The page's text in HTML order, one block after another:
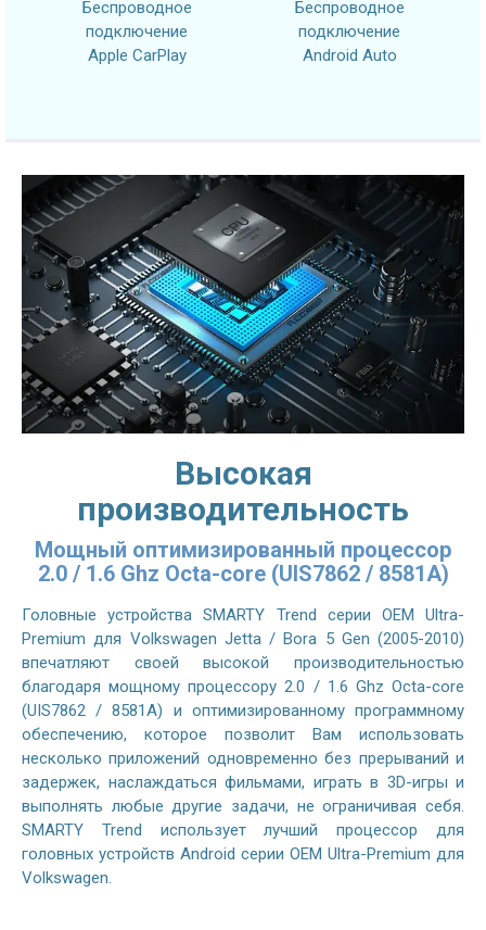
Беспроводное
подключение
Apple CarPlay
Беспроводное
подключение
Android Auto
Высокая
производительность
Мощный оптимизированный процессор
2.0 / 1.6 Ghz Octa-core (UIS7862 / 8581A)
Головные устройства SMARTY Trend серии OEM Ultra-
Premium для Volkswagen Jetta / Bora 5 Gen (2005-2010)
впечатляют своей высокой производительностью
благодаря мощному процессору 2.0 / 1.6 Ghz Octa-core
(UIS7862 / 8581A) и оптимизированному программному
обеспечению, которое позволит Вам использовать
несколько приложений одновременно без прерываний и
задержек, наслаждаться фильмами, играть в 3D-игры и
выполнять любые другие задачи, не ограничивая себя.
SMARTY Trend использует лучший процессор для
головных устройств Android серии OEM Ultra-Premium для
Volkswagen.